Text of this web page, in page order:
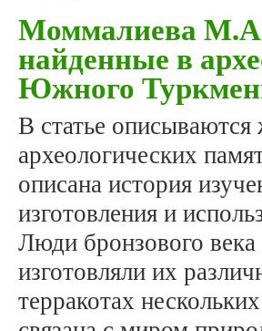
Моммалиева
найденные в
Южного
В статье
археологических
описана история
изготовления и
Люди бронзового
изготовляли их
терракотах